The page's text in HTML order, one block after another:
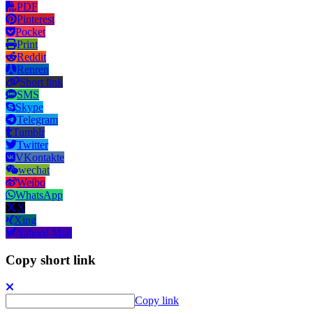
PDF
Pinterest
Pocket
Print
Reddit
Renren
Short link
SMS
Skype
Telegram
Tumblr
Twitter
VKontakte
wechat
Weibo
WhatsApp
X
Xing
Yahoo! Mail
Copy short link
Copy link